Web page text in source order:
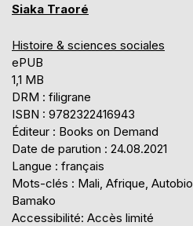
Siaka Traoré
Histoire & sciences sociales
ePUB
1,1 MB
DRM : filigrane
ISBN : 9782322416943
Éditeur : Books on Demand
Date de parution : 24.08.2021
Langue : français
Mots-clés : Mali, Afrique,
Bamako
Accessibilité: Accès limité